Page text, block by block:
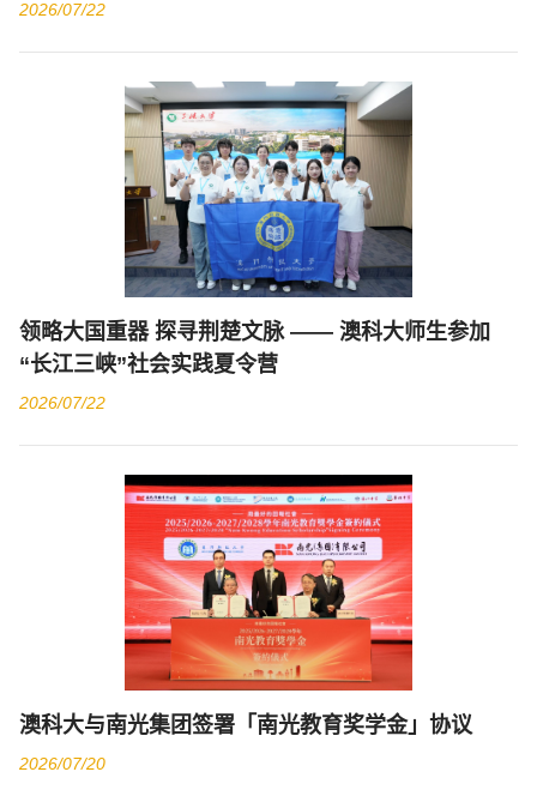
2026/07/22
领略大国重器 探寻荆楚文脉 —— 澳科大师生参加
“长江三峡”社会实践夏令营
2026/07/22
澳科大与南光集团签署「南光教育奖学金」协议
2026/07/20